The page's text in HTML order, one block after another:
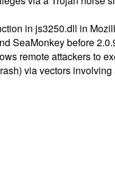
in js3250.dll in
SeaMonkey before
remote attackers to
via vectors